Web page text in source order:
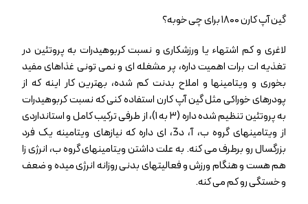
گین آپ کارن ۱۸۰۰ برای چی خوبه؟
لاغری و کم اشتهاء یا ورزشکاری و نسبت کربوهیدرات به پروتئین در
تغذیه ات برات اهمیت داره، پر مشغله ای و نمی تونی غذاهای مفید
بخوری و ویتامینها و املاح بدنت کم شده، بهترین کار اینه که از
پودرهای خوراکی مثل گین آپ کارن استفاده کنی که نسبت کربوهیدرات
به پروتئین تنظیم شده داره (۳ به ۱)، از طرفی ترکیب کامل و استانداردی
از ویتامینهای گروه ب، آ، د3، ای داره که نیازهای ویتامینه یک فرد
بزرگسال رو برطرف می کنه. به علت داشتن ویتامینهای گروه ب، انرژی زا
هم هست و هنگام ورزش و فعالیتهای بدنی روزانه انرژی میده و ضعف
و خستگی رو کم می کنه.